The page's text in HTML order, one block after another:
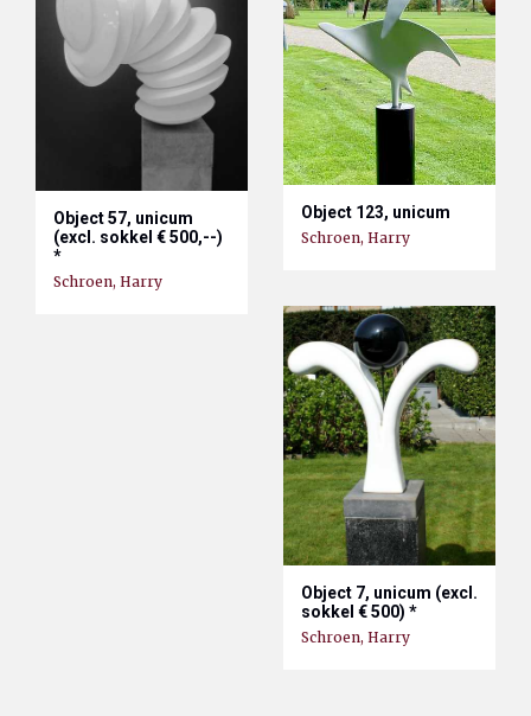
Object 123, unicum
Schroen, Harry
Object 57, unicum
(excl. sokkel € 500,--)
*
Schroen, Harry
Object 7, unicum (excl.
sokkel € 500) *
Schroen, Harry